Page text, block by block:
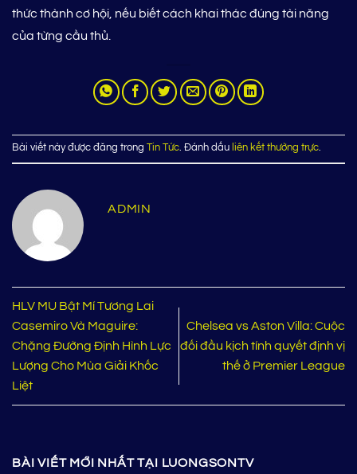
thức thành cơ hội, nếu biết cách khai thác đúng tài năng
của từng cầu thủ.
Bài viết này được đăng trong Tin Tức. Đánh dấu liên kết thường trực.
ADMIN
HLV MU Bật Mí Tương Lai
Casemiro Và Maguire:
Chặng Đường Định Hình Lực
Lượng Cho Mùa Giải Khốc
Liệt
Chelsea vs Aston Villa: Cuộc
đối đầu kịch tính quyết định vị
thế ở Premier League
BÀI VIẾT MỚI NHẤT TẠI LUONGSONTV